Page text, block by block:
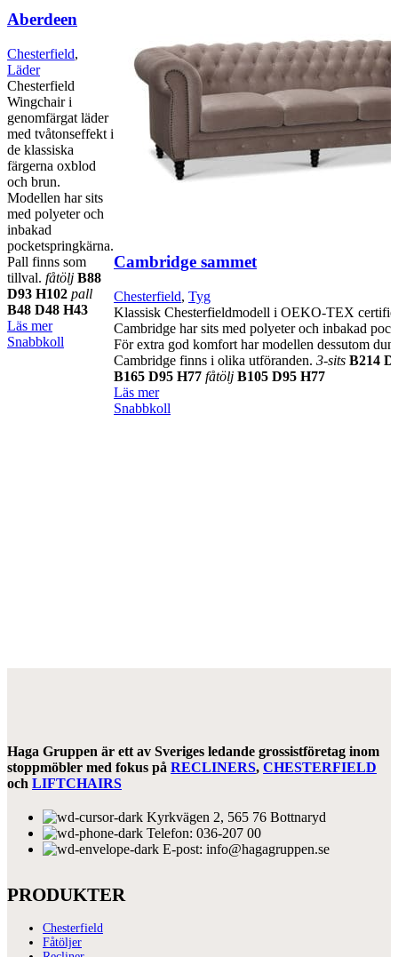
Aberdeen
Chesterfield,
Läder
Chesterfield
Wingchair i
genomfärgat läder
med tvåtonseffekt i
de klassiska
färgerna oxblod
och brun.
Modellen har sits
med polyeter och
inbakad
pocketspringkärna.
Pall finns som
tillval. fåtölj B88
D93 H102 pall
B48 D48 H43
Läs mer
Snabbkoll
Cambridge sammet
Chesterfield, Tyg
Klassisk Chesterfieldmodell i OEKO-TEX
Cambridge har sits med polyeter och inbakad
För extra god komfort har modellen dessutom
Cambridge finns i olika utföranden. 3-sits B214
B165 D95 H77 fåtölj B105 D95 H77
Läs mer
Snabbkoll
Haga Gruppen är ett av Sveriges ledande grossistföretag inom
stoppmöbler med fokus på RECLINERS, CHESTERFIELD
och LIFTCHAIRS
Kyrkvägen 2, 565 76 Bottnaryd
Telefon: 036-207 00
E-post: info@hagagruppen.se
PRODUKTER
Chesterfield
Fåtöljer